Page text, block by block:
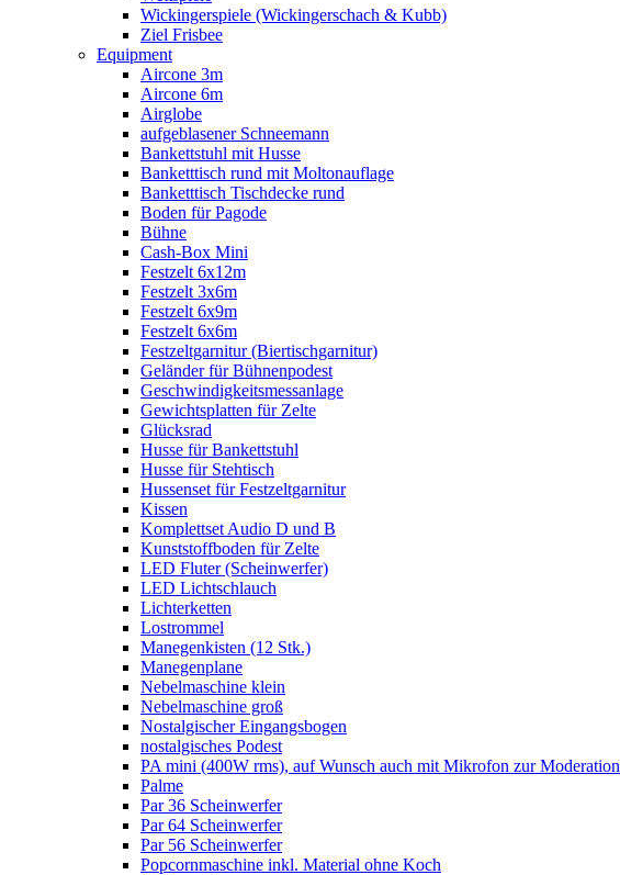
Wickingerspiele (Wickingerschach & Kubb)
Ziel Frisbee
Equipment
Aircone 3m
Aircone 6m
Airglobe
aufgeblasener Schneemann
Bankettstuhl mit Husse
Banketttisch rund mit Moltonauflage
Banketttisch Tischdecke rund
Boden für Pagode
Bühne
Cash-Box Mini
Festzelt 6x12m
Festzelt 3x6m
Festzelt 6x9m
Festzelt 6x6m
Festzeltgarnitur (Biertischgarnitur)
Geländer für Bühnenpodest
Geschwindigkeitsmessanlage
Gewichtsplatten für Zelte
Glücksrad
Husse für Bankettstuhl
Husse für Stehtisch
Hussenset für Festzeltgarnitur
Kissen
Komplettset Audio D und B
Kunststoffboden für Zelte
LED Fluter (Scheinwerfer)
LED Lichtschlauch
Lichterketten
Lostrommel
Manegenkisten (12 Stk.)
Manegenplane
Nebelmaschine klein
Nebelmaschine groß
Nostalgischer Eingangsbogen
nostalgisches Podest
PA mini (400W rms), auf Wunsch auch mit Mikrofon zur Moderation
Palme
Par 36 Scheinwerfer
Par 64 Scheinwerfer
Par 56 Scheinwerfer
Popcornmaschine inkl. Material ohne Koch